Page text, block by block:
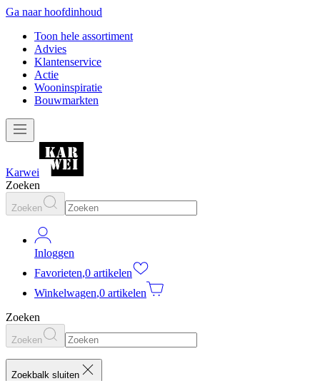
Ga naar hoofdinhoud
Toon hele assortiment
Advies
Klantenservice
Actie
Wooninspiratie
Bouwmarkten
Karwei
Zoeken
Zoeken
Inloggen
Favorieten,0 artikelen
Winkelwagen,0 artikelen
Zoeken
Zoeken
Zoekbalk sluiten